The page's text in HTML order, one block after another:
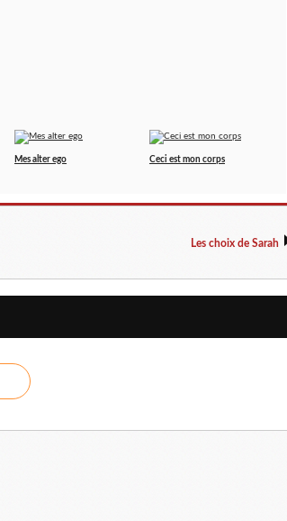
Mes alter ego Ceci est mon corps
Les choix de Sarah